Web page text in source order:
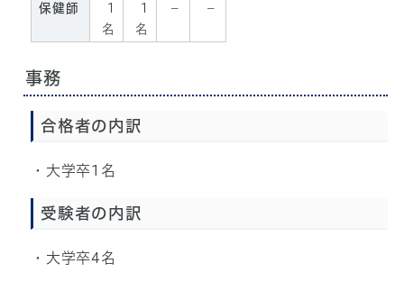
保健師
1
名
1
名
－ －
事務
合格者の内訳
・大学卒1名
受験者の内訳
・大学卒4名